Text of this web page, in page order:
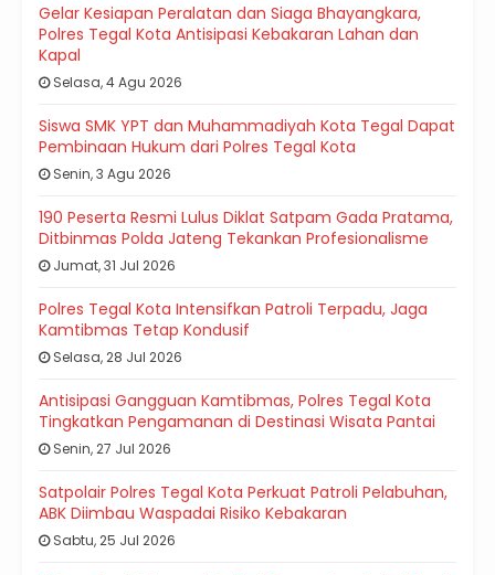
Gelar Kesiapan Peralatan dan Siaga Bhayangkara,
Polres Tegal Kota Antisipasi Kebakaran Lahan dan
Kapal
Selasa, 4 Agu 2026
Siswa SMK YPT dan Muhammadiyah Kota Tegal Dapat
Pembinaan Hukum dari Polres Tegal Kota
Senin, 3 Agu 2026
190 Peserta Resmi Lulus Diklat Satpam Gada Pratama,
Ditbinmas Polda Jateng Tekankan Profesionalisme
Jumat, 31 Jul 2026
Polres Tegal Kota Intensifkan Patroli Terpadu, Jaga
Kamtibmas Tetap Kondusif
Selasa, 28 Jul 2026
Antisipasi Gangguan Kamtibmas, Polres Tegal Kota
Tingkatkan Pengamanan di Destinasi Wisata Pantai
Senin, 27 Jul 2026
Satpolair Polres Tegal Kota Perkuat Patroli Pelabuhan,
ABK Diimbau Waspadai Risiko Kebakaran
Sabtu, 25 Jul 2026